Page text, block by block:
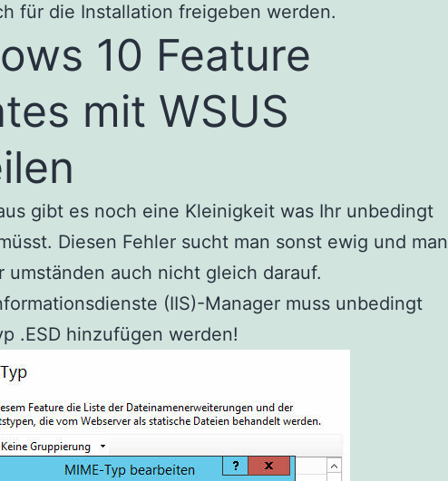
für die Installation freigeben werden.
10 Feature
mit WSUS
gibt es noch eine Kleinigkeit was Ihr unbedingt
Diesen Fehler sucht man sonst ewig und man
umständen auch nicht gleich darauf.
(IIS)-Manager muss unbedingt
.ESD hinzufügen werden!